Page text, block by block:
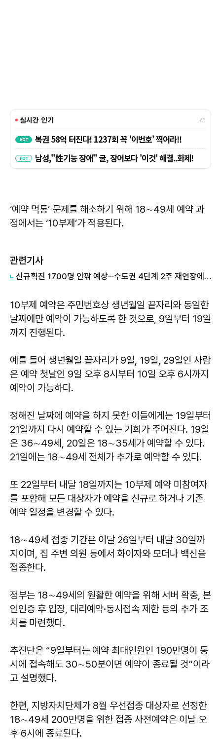
‘예약 먹통’ 문제를 해소하기 위해 18∼49세 예약 과
정에서는 ‘10부제’가 적용된다.
관련기사
신규확진 1700명 안팎 예상···수도권 4단계 2주 재연장에 무게
10부제 예약은 주민번호상 생년월일 끝자리와 동일한
날짜에만 예약이 가능하도록 한 것으로, 9일부터 19일
까지 진행된다.
예를 들어 생년월일 끝자리가 9일, 19일, 29일인 사람
은 예약 첫날인 9일 오후 8시부터 10일 오후 6시까지
예약이 가능하다.
정해진 날짜에 예약을 하지 못한 이들에게는 19일부터
21일까지 다시 예약할 수 있는 기회가 주어진다. 19일
은 36∼49세, 20일은 18∼35세가 예약할 수 있다.
21일에는 18∼49세 전체가 추가로 예약할 수 있다.
또 22일부터 내달 18일까지는 10부제 예약 미참여자
를 포함해 모든 대상자가 예약을 신규로 하거나 기존
예약 일정을 변경할 수 있다.
18∼49세 접종 기간은 이달 26일부터 내달 30일까
지이며, 집 주변 의원 등에서 화이자와 모더나 백신을
접종한다.
정부는 18∼49세의 원활한 예약을 위해 서버 확충, 본
인인증 후 입장, 대리예약·동시접속 제한 등의 추가 조
치를 마련했다.
추진단은 “9일부터는 예약 최대인원인 190만명이 동
시에 접속해도 30∼50분이면 예약이 종료될 것”이라
고 설명했다.
한편, 지방자치단체가 8월 우선접종 대상자로 선정한
18∼49세 200만명을 위한 접종 사전예약은 이날 오
후 6시에 종료된다.